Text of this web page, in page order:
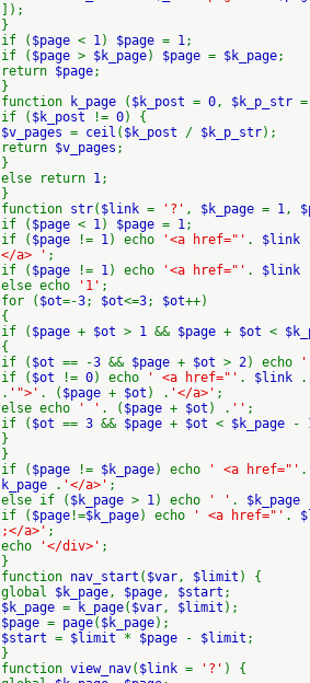
]);
}
if ( $page < 1) $page = 1;
if ( $page > $k_page) $page = $k_page;
return $page;
}
function
k_page ( $k_post = 0, $k_p_str =
if ( $k_post != 0) {
$v_pages = ceil ( $k_post / $k_p_str);
return $v_pages ;
}
else return 1;
}
function str( $link = '?' , $k_page = 1,
if ( $page < 1) $page = 1;
if ( $page != 1) echo '<a href="' . $link
</a> ' ;
if ( $page != 1) echo '<a href="' . $link
else echo
'1' ;
for ( $ot=-3; $ot<=3; $ot++)
{
if ( $page + $ot > 1 && $page + $ot <
{
if ( $ot == -3 && $page + $ot > 2) echo
if ( $ot != 0) echo ' <a href="' . $link .
. '">' . ( $page + $ot ) . '</a>' ;
else echo
' ' . ( $page + $ot ) . '' ;
if ( $ot == 3 && $page + $ot < $k_page -
}
}
if ( $page != $k_page) echo ' <a href="' .
k_page
. '</a>' ;
else if ( $k_page > 1) echo ' ' . $k_page
if ( $page !=$k_page) echo ' <a href="' .
;</a>' ;
echo
'</div>' ;
}
function nav_start ( $var, $limit ) {
global $k_page, $page, $start ;
$k_page = k_page( $var, $limit );
$page = page( $k_page);
$start = $limit * $page - $limit ;
}
function view_nav( $link = '?' ) {